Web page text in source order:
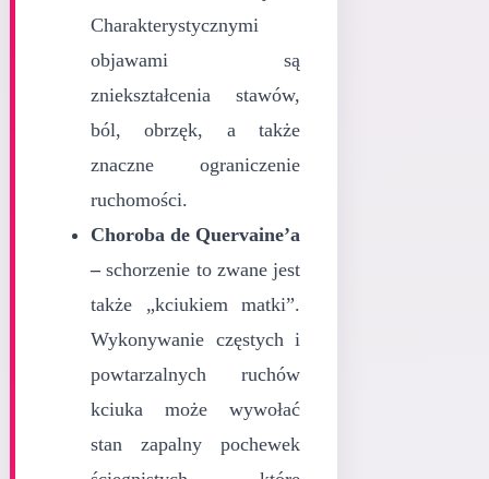
Charakterystycznymi
objawami są
zniekształcenia stawów,
ból, obrzęk, a także
znaczne ograniczenie
ruchomości.
Choroba de Quervaine’a
–schorzenie to zwane jest
także „kciukiem matki”.
Wykonywanie częstych i
powtarzalnych ruchów
kciuka może wywołać
stan zapalny pochewek